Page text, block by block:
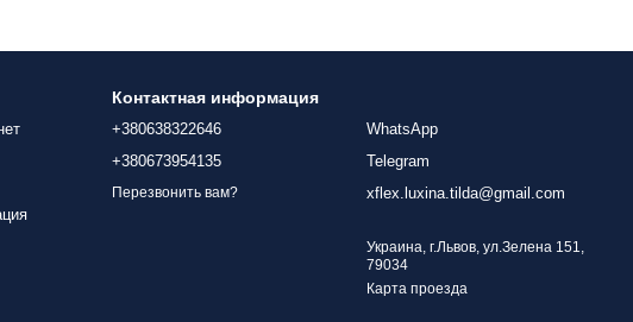
Контактная информация
+380638322646
+380673954135
Перезвонить вам?
WhatsApp
Telegram
xflex.luxina.tilda@gmail.com
Украина, г.Львов, ул.Зелена 151,
79034
Карта проезда